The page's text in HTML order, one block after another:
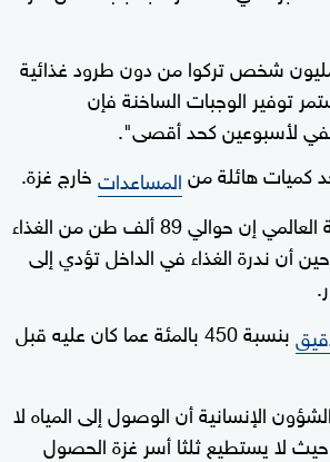
شخص تركوا من دون طرود غذائية
توفير الوجبات الساخنة فإن
لأسبوعين كحد أقصى".
كميات هائلة منالمساعداتخارج غزة.
ويقول برنامج الأغذية العالمي إن حوالي 89 ألف طن من الغذاء
أن ندرة الغذاء في الداخل تؤدي إلى
بنسبة 450 بالمئة عما كان عليه قبل
الإنسانية أن الوصول إلى المياه لا
لا يستطيع ثلثا أسر غزة الحصول